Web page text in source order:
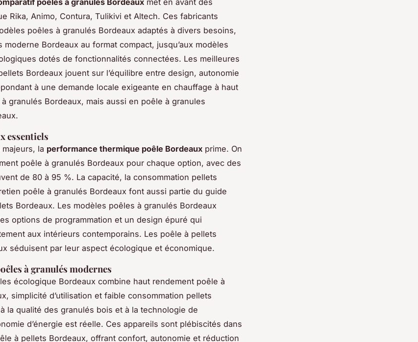
Rika, Animo, Contura, Tulikivi et Altech. Ces fabricants
poêles à granulés Bordeaux adaptés à divers besoins,
moderne Bordeaux au format compact, jusqu’aux modèles
dotés de fonctionnalités connectées. Les meilleures
Bordeaux jouent sur l’équilibre entre design, autonomie
à une demande locale exigeante en chauffage à haut
granulés Bordeaux, mais aussi en poêle à granules
essentiels
la performance thermique poêle Bordeaux prime. On
poêle à granulés Bordeaux pour chaque option, avec des
de 80 à 95 %. La capacité, la consommation pellets
poêle à granulés Bordeaux font aussi partie du guide
Bordeaux. Les modèles poêles à granulés Bordeaux
options de programmation et un design épuré qui
aux intérieurs contemporains. Les poêle à pellets
séduisent par leur aspect écologique et économique.
à granulés modernes
écologique Bordeaux combine haut rendement poêle à
simplicité d’utilisation et faible consommation pellets
la qualité des granulés bois et à la technologie de
d’énergie est réelle. Ces appareils sont plébiscités dans
à pellets Bordeaux, offrant confort, autonomie et réduction